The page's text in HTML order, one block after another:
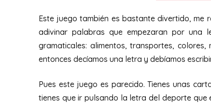
Este juego también es bastante divertido, me
adivinar palabras que empezaran por una
gramaticales: alimentos, transportes,
entonces decíamos una letra y debíamos
Pues este juego es parecido. Tienes unas
tienes que ir pulsando la letra del deporte